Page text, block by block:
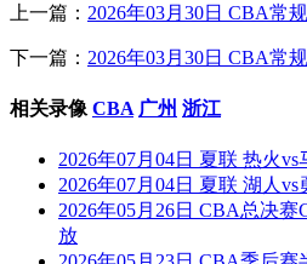
上一篇： 2026年03月30日 CBA常
下一篇： 2026年03月30日 CBA常
相关录像 CBA 广州 浙江
2026年07月04日 夏联 热火
2026年07月04日 夏联 湖人
2026年05月26日 CBA总决赛
放